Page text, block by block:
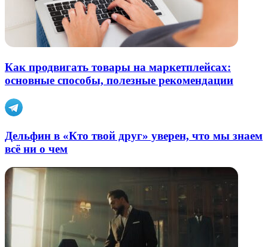
Как продвигать товары на маркетплейсах:
основные способы, полезные рекомендации
Дельфин в «Кто твой друг» уверен, что мы знаем
всё ни о чем